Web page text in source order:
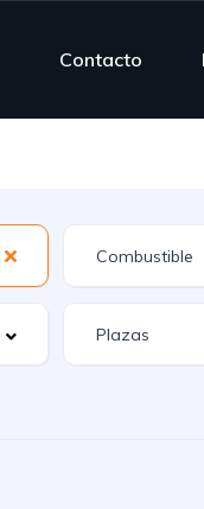
Contacto